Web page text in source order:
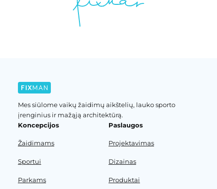
Mes siūlome vaikų žaidimų aikštelių, lauko sporto
įrenginius ir mažąją architektūrą.
Koncepcijos
Žaidimams
Sportui
Parkams
Paslaugos
Projektavimas
Dizainas
Produktai